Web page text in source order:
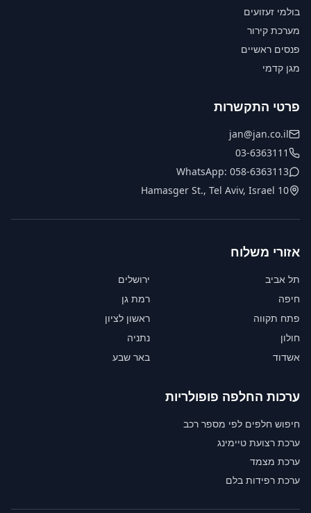
בולמי זעזועים
מערכת קירור
פנסים ראשיים
מגן קדמי
פרטי התקשרות
jan@jan.co.il
03-6363111
WhatsApp: 058-6363113
10 Hamasger St., Tel Aviv, Israel
אזורי משלוח
תל אביב
ירושלים
חיפה
רמת גן
פתח תקווה
ראשון לציון
חולון
נתניה
אשדוד
באר שבע
ערכות החלפה פופולריות
חיפוש חלפים לפי מספר רכב
ערכת רצועת טיימינג
ערכת מצמד
ערכת רפידות בלם